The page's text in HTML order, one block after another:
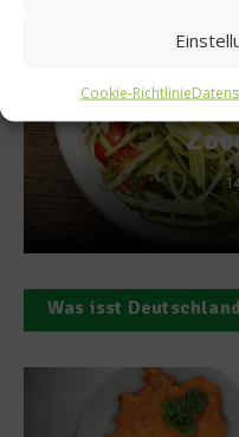
Cookie-Richtlinie
Was isst Deutschland